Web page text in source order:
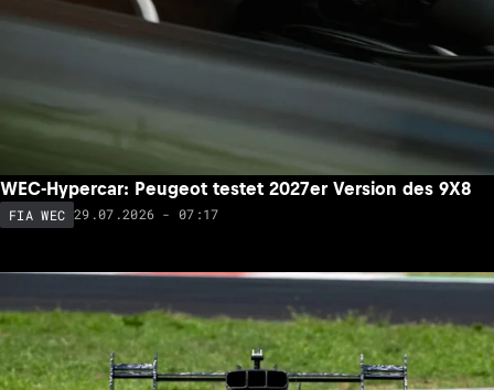
WEC-Hypercar: Peugeot testet 2027er Version des 9X8
FIA WEC 29.07.2026 - 07:17